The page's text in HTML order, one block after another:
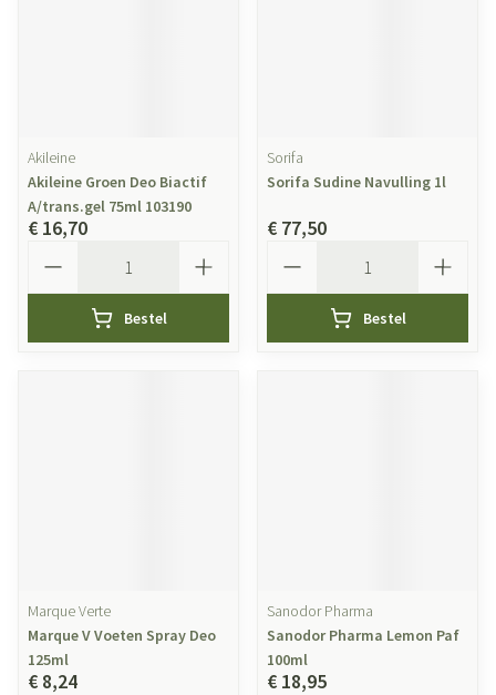
Akileine
Akileine Groen Deo Biactif
A/trans.gel 75ml 103190
€ 16,70
Bestel
Sorifa
Sorifa Sudine Navulling 1l
€ 77,50
Bestel
Marque Verte
Marque V Voeten Spray Deo
125ml
€ 8,24
Sanodor Pharma
Sanodor Pharma Lemon Paf
100ml
€ 18,95